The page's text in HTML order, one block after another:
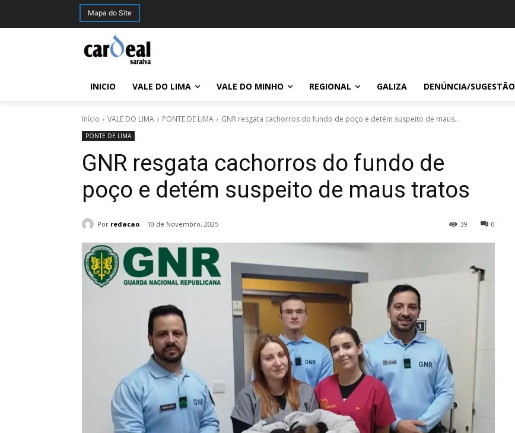
Mapa do Site
INICIO VALE DO LIMA VALE DO MINHO REGIONAL GALIZA DENÚNCIA/SUGESTÃO
Início VALE DO LIMA PONTE DE LIMA GNR resgata cachorros do fundo de poço e detém suspeito de maus...
PONTE DE LIMA
GNR resgata cachorros do fundo de
poço e detém suspeito de maus tratos
Por redacao 10 de Novembro, 2025 0
39